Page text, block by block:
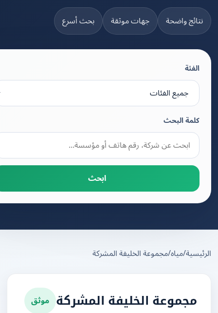
واضحة جهات موثقة بحث أسرع
كلمة البحث
ابحث
/مياه/مجموعة الخليفة المشركة
مجموعة الخليفة المشركة موثق